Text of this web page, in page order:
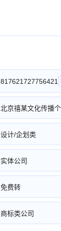
817621727756421
北京禧某文化传播
设计/企划类
实体公司
免费转
商标类公司